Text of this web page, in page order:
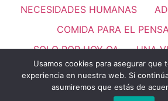
NECESIDADES HUMANAS
COMIDA PARA EL
SOLO POR HOY OA
UNA
PASO 11
REFLEXIONES
LEMAS
Usamos cookies para asegurar que
experiencia en nuestra web. Si
asumiremos que estás de
Thank you for visiting.
can now buy me a